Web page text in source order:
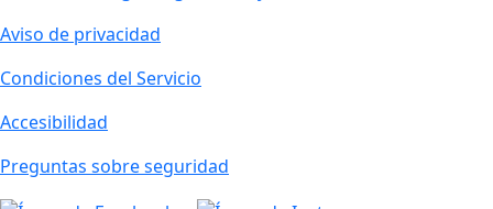
Aviso de privacidad
Condiciones del Servicio
Accesibilidad
Preguntas sobre seguridad